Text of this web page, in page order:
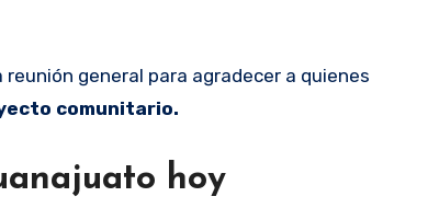
general para agradecer a quienes
comunitario.
hoy